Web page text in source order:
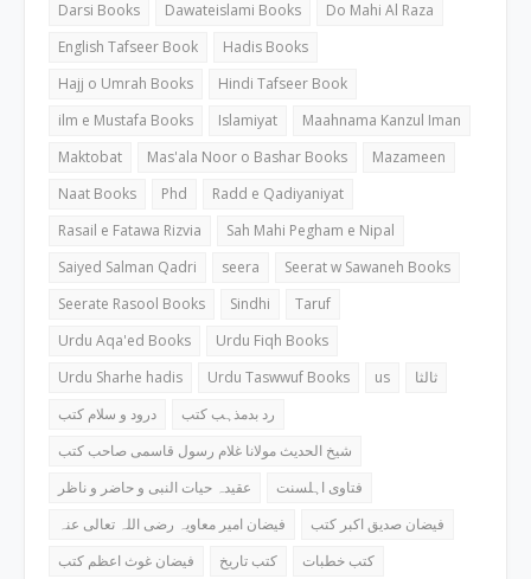
Darsi Books
Dawateislami Books
Do Mahi Al Raza
English Tafseer Book
Hadis Books
Hajj o Umrah Books
Hindi Tafseer Book
ilm e Mustafa Books
Islamiyat
Maahnama Kanzul Iman
Maktobat
Mas'ala Noor o Bashar Books
Mazameen
Naat Books
Phd
Radd e Qadiyaniyat
Rasail e Fatawa Rizvia
Sah Mahi Pegham e Nipal
Saiyed Salman Qadri
seera
Seerat w Sawaneh Books
Seerate Rasool Books
Sindhi
Taruf
Urdu Aqa'ed Books
Urdu Fiqh Books
Urdu Sharhe hadis
Urdu Taswwuf Books us
ثالثا
درود و سلام کتب
رد بدمذہب کتب
شیخ الحدیث مولانا غلام رسول قاسمی صاحب کتب
عقیدہ حیات النبی و حاضر و ناظر
فتاوی اہلسنت
فیضان امیر معاویہ رضی اللہ تعالی عنہ
فیضان صدیق اکبر کتب
فیضان غوث اعظم کتب
کتب تاریخ
کتب خطبات